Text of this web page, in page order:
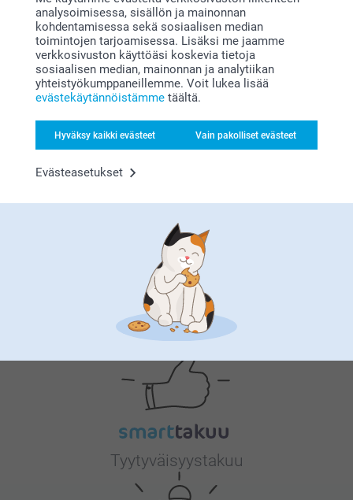
analysoimisessa, sisällön ja mainonnan
kohdentamisessa sekä sosiaalisen median
toimintojen tarjoamisessa. Lisäksi me jaamme
verkkosivuston käyttöäsi koskevia tietoja
sosiaalisen median, mainonnan ja analytiikan
yhteistyökumppaneillemme. Voit lukea lisää
evästekäytännöistämme täältä.
Hyväksy kaikki evästeet Vain pakolliset evästeet
Evästeasetukset
Sininen
Hienostunut organzanauha satiinireunuksella (Rulla, 10 m)
Tekniset tiedot
Liittyvät tuotteet
Lahjapussit ja rasiat
Karahvi kaiverruksella
(1 arvostelut)
Kukkaruukku mini - 12 kpl
Miksismartphoto
Tyytyväisyystakuu